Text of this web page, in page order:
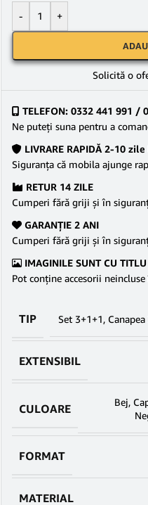
- +
Solicită o
TELEFON: 0332 441 991 /
Ne puteţi suna pentru a
LIVRARE RAPIDĂ 2-10
Siguranţa că mobila ajunge
RETUR 14 ZILE
Cumperi fără griji şi în
GARANŢIE 2 ANI
Cumperi fără griji şi în
IMAGINILE SUNT CU TITLU
Pot conține accesorii
TIP Set 3+1+1,
EXTENSIBIL
CULOARE Bej,
FORMAT
MATERIAL